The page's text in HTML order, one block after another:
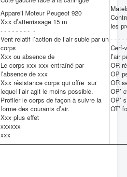
Appareil Moteur Peugeot 920
Xxx d’atterrissage 15 m
- - - - - - - - -
Vent relatif l’action de l’air subie par un
corps
Xxx ou absence de
Le corps xxx xxx entraîné par
l’absence de xxx
Xxx résistance corps qui offre sur
lequel l’air agit le moins possible.
Profiler le corps de façon à suivre la
forme des courants d’air.
Xxx plus effet
xxxxxx
xxx
les
- - - -
Cerf-
l’air
OR
OP
OR
OP’
OP’
OT’